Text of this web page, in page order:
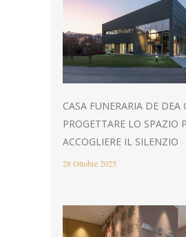
CASA FUNERARIA DE DEA
PROGETTARE LO SPAZIO
ACCOGLIERE IL SILENZIO
28 Ottobre 2025